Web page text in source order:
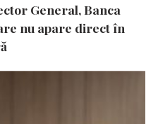
General, Banca
nu apare direct în